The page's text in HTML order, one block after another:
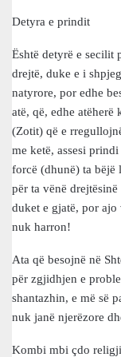
Detyra e prindit
Është detyrë e secilit
drejtë, duke e i
natyrore, por edhe
atë, që, edhe
(Zotit) që e
me ketë, assesi
forcë (dhunë) ta bëjë
për ta vënë
duket e gjatë, por
nuk harron!
Ata që besojnë në
për zgjidhjen e
shantazhin, e më së
nuk janë njerëzore
Kombi mbi çdo